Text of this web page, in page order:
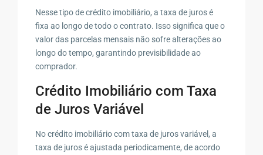
Nesse tipo de crédito imobiliário, a taxa de juros é
fixa ao longo de todo o contrato. Isso significa que o
valor das parcelas mensais não sofre alterações ao
longo do tempo, garantindo previsibilidade ao
comprador.
Crédito Imobiliário com Taxa
de Juros Variável
No crédito imobiliário com taxa de juros variável, a
taxa de juros é ajustada periodicamente, de acordo